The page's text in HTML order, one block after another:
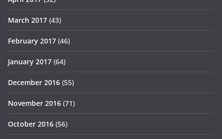
March 2017 (43)
February 2017 (46)
January 2017 (64)
December 2016 (55)
November 2016 (71)
October 2016 (56)